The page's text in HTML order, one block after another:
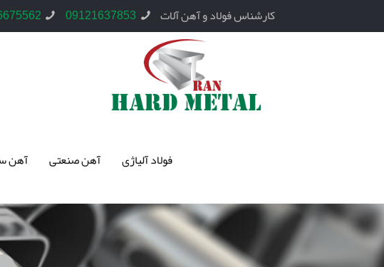
کارشناس فولاد و آهن آلات 09121637853
فولاد آلیاژی آهن صنعتی آهن